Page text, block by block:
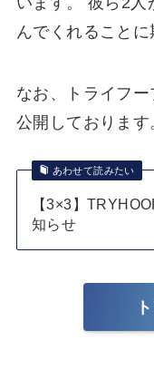
んでくれることに
なお、トライフ
公開しております
あわせて読みたい
【3×3】
知らせ